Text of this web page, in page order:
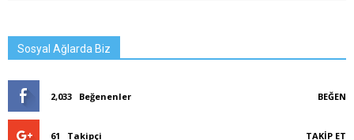
Sosyal Ağlarda Biz
2,033 Beğenenler BEĞEN
61 Takipçi TAKIP ET